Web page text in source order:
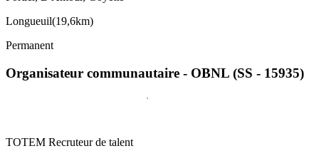
Longueuil(19,6km)
Permanent
Organisateur communautaire - OBNL (SS - 15935)
TOTEM Recruteur de talent